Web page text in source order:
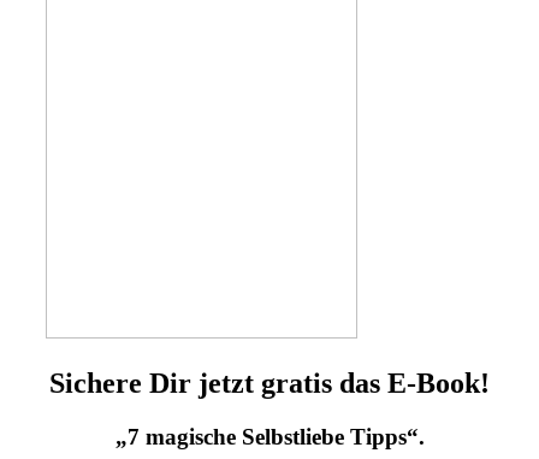
Sichere Dir jetzt gratis das E-Book!
„7 magische Selbstliebe Tipps“.